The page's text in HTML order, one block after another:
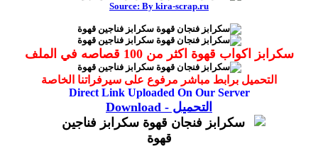
Source: By kira-scrap.ru
سكرابز اكواب قهوة اكثر من 100 قصاصه في الملف
التحميل برابط مباشر مرفوع على سيرفراتنا الخاصة
Direct Link Uploaded On Our Server
التحميل - Download